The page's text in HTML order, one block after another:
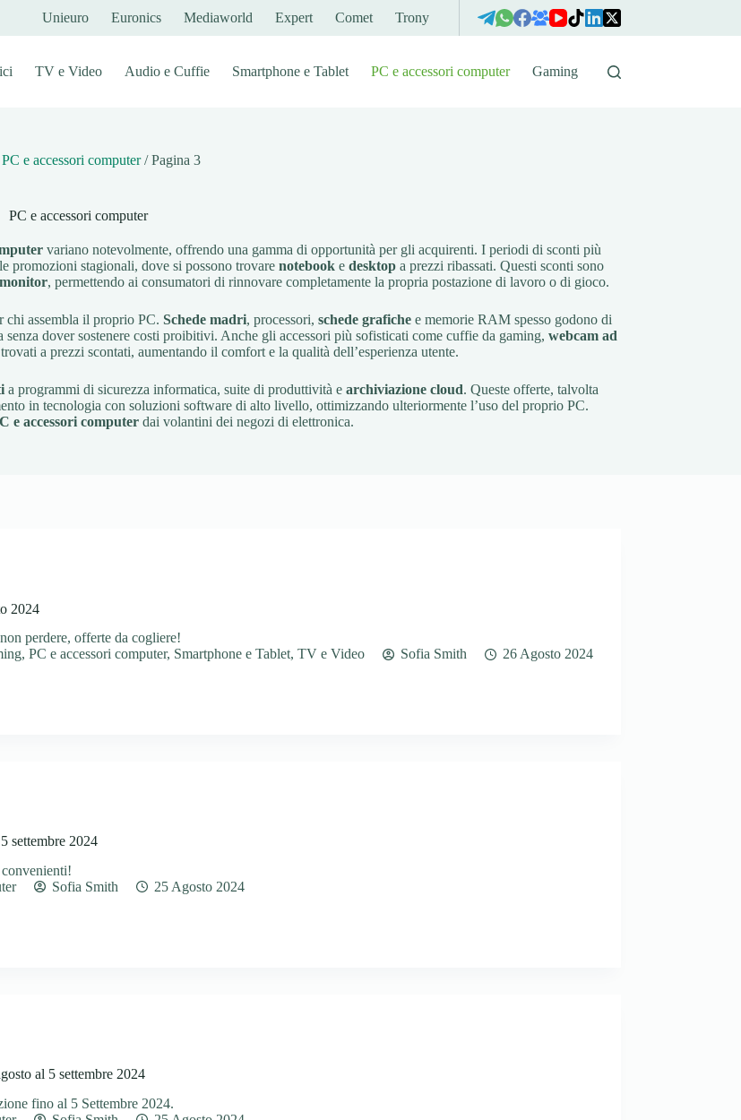
Unieuro Euronics Mediaworld Expert Comet Trony
TV e Video Audio e Cuffie Smartphone e Tablet PC e accessori computer Gaming
PC e accessori computer/Pagina 3
PC e accessori computer
variano notevolmente, offrendo una gamma di opportunità per gli acquirenti. I periodi di sconti più
promozioni stagionali, dove si possono trovarenotebookedesktopa prezzi ribassati. Questi sconti sono
monitor, permettendo ai consumatori di rinnovare completamente la propria postazione di lavoro o di gioco.
chi assembla il proprio PC.Schede madri, processori,schede grafiche e memorie RAM spesso godono di
dover sostenere costi proibitivi. Anche gli accessori più sofisticati come cuffie da gaming, webcam ad
a prezzi scontati, aumentando il comfort e la qualità dell’esperienza utente.
a programmi di sicurezza informatica, suite di produttività e archiviazione cloud. Queste offerte, talvolta
in tecnologia con soluzioni software di alto livello, ottimizzando ulteriormente l’uso del proprio PC.
e accessori computerdai volantini dei negozi di elettronica.
2024
perdere, offerte da cogliere!
, PC e accessori computer, Smartphone e Tablet, TV e Video Sofia Smith 26 Agosto 2024
settembre 2024
Sofia Smith 25 Agosto 2024
al 5 settembre 2024
fino al 5 Settembre 2024.